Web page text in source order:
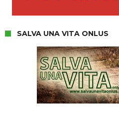
SALVA UNA VITA ONLUS